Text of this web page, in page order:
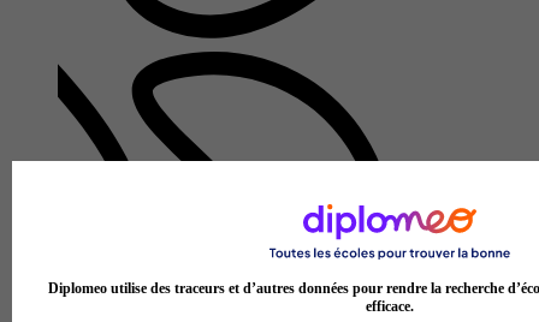
Diplomeo utilise des traceurs et d’autres données pour rendre la recherche
efficace.